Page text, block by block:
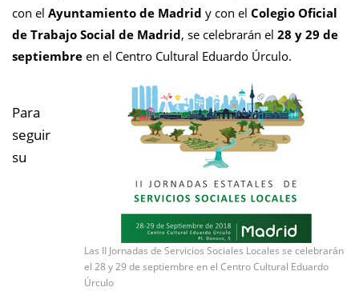
con el Ayuntamiento de Madrid y con el Colegio Oficial
de Trabajo Social de Madrid, se celebrarán el 28 y 29 de
septiembre en el Centro Cultural Eduardo Úrculo.
Las II Jornadas de Servicios Sociales Locales se celebrarán
el 28 y 29 de septiembre en el Centro Cultural Eduardo
Úrculo
Para
seguir
su